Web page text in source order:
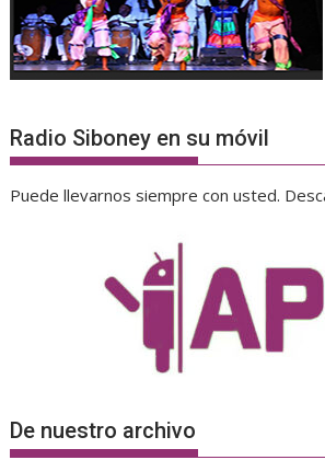
Radio Siboney en su móvil
Puede llevarnos siempre con usted.
De nuestro archivo